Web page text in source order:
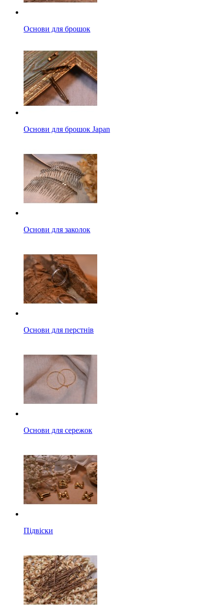
Основи для брошок
Основи для брошок Japan
Основи для заколок
Основи для перстнів
Основи для сережок
Підвіски